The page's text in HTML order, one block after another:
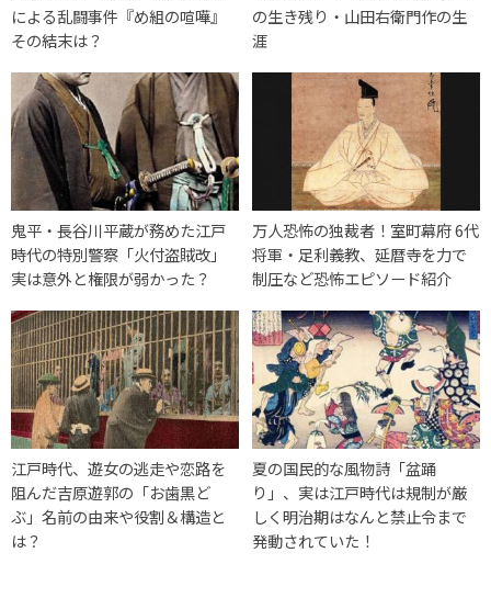
による乱闘事件『め組の喧嘩』
その結末は？
の生き残り・山田右衛門作の生
涯
鬼平・長谷川平蔵が務めた江戸
時代の特別警察「火付盗賊改」
実は意外と権限が弱かった？
万人恐怖の独裁者！室町幕府 6代
将軍・足利義教、延暦寺を力で
制圧など恐怖エピソード紹介
江戸時代、遊女の逃走や恋路を
阻んだ吉原遊郭の「お歯黒ど
ぶ」名前の由来や役割＆構造と
は？
夏の国民的な風物詩「盆踊
り」、実は江戸時代は規制が厳
しく明治期はなんと禁止令まで
発動されていた！